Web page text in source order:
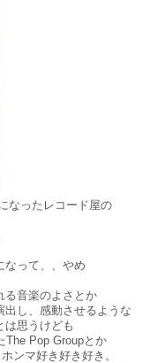
なったレコード屋の
なって、、やめ
る音楽のよさとか
出し、感動させるような
は思うけども
The Pop Groupとか
ンマ好き好き好き。